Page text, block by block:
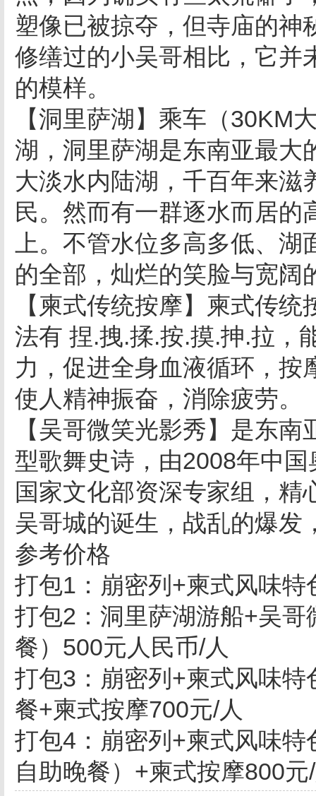
塑像已被掠夺，但寺庙的神
修缮过的小吴哥相比，它并
的模样。
【洞里萨湖】乘车（30KM
湖，洞里萨湖是东南亚最大
大淡水内陆湖，千百年来滋
民。然而有一群逐水而居
上。不管水位多高多低、
的全部，灿烂的笑脸与宽阔
【柬式传统按摩】柬式传
法有 捏.拽.揉.按.摸.抻.拉，
力，促进全身血液循环，按
使人精神振奋，消除疲劳。
【吴哥微笑光影秀】是东
型歌舞史诗，由2008年中
国家文化部资深专家组，
吴哥城的诞生，战乱的爆发
参考价格
打包1：崩密列+柬式风味
打包2：洞里萨湖游船+吴
餐）500元人民币/人
打包3：崩密列+柬式风味
餐+柬式按摩700元/人
打包4：崩密列+柬式风味
自助晚餐）+柬式按摩800元